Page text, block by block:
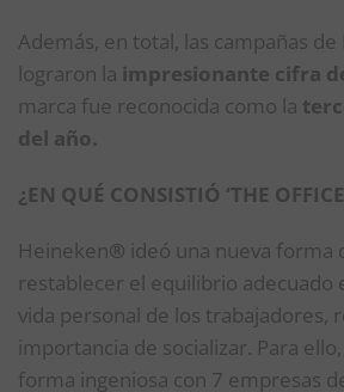
Además, en total, las campañas
lograron la impresionante cifra
marca fue reconocida como la
del año.
¿EN QUÉ CONSISTIÓ ‘THE
Heineken® ideó una nueva forma
restablecer el equilibrio adecuado
vida personal de los trabajadores,
importancia de socializar. Para
forma ingeniosa con 7 empresas